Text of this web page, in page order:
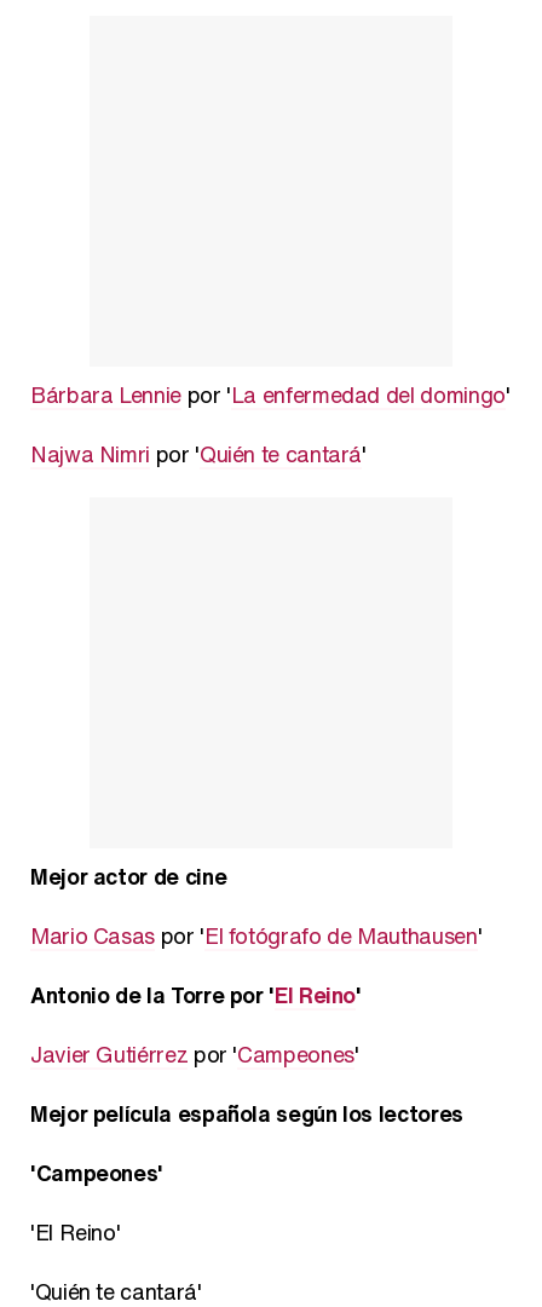
Bárbara Lenniepor 'La enfermedad del domingo'
Najwa Nimri por 'Quién te cantará'
Mejor actor de cine
Mario Casas por 'El fotógrafo de Mauthausen'
Antonio de la Torre por 'El Reino'
Javier Gutiérrez por 'Campeones'
Mejor película española según los lectores
'Campeones'
'El Reino'
'Quién te cantará'